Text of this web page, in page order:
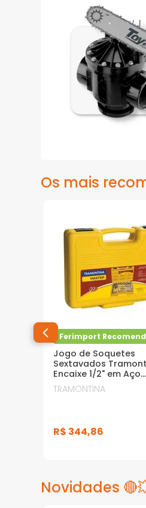
Os mais
Ferimport
Jogo de Soquetes
Sextavados
Encaixe 1/2" em Aço
Cromo Vanádio com
Acabamento
TRAMONTINA
R$ 344,86
Novidades